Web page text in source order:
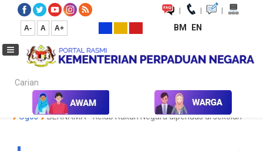
| | |
A- A A+ BM EN
Carian...
Laman Utama Media Koleksi Media Keratan Akhbar
Ogos
BERNAMA - Kelab Rukun Negara diperluas di sekolah